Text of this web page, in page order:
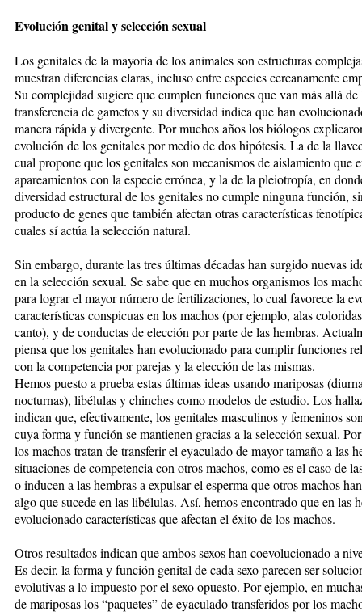
Evolución genital y selección sexual
Los genitales de la mayoría de los animales son estructuras
muestran diferencias claras, incluso entre especies cercanamente
Su complejidad sugiere que cumplen funciones que van más allá
transferencia de gametos y su diversidad indica que han
manera rápida y divergente. Por muchos años los biólogos
evolución de los genitales por medio de dos hipótesis. La de la
cual propone que los genitales son mecanismos de aislamiento que
apareamientos con la especie errónea, y la de la pleiotropía, en
diversidad estructural de los genitales no cumple ninguna función,
producto de genes que también afectan otras características
cuales sí actúa la selección natural.
Sin embargo, durante las tres últimas décadas han surgido nuevas
en la selección sexual. Se sabe que en muchos organismos los
para lograr el mayor número de fertilizaciones, lo cual favorece la
características conspicuas en los machos (por ejemplo, alas
canto), y de conductas de elección por parte de las hembras.
piensa que los genitales han evolucionado para cumplir funciones
con la competencia por parejas y la elección de las mismas.
Hemos puesto a prueba estas últimas ideas usando mariposas
nocturnas), libélulas y chinches como modelos de estudio. Los
indican que, efectivamente, los genitales masculinos y femeninos
cuya forma y función se mantienen gracias a la selección sexual.
los machos tratan de transferir el eyaculado de mayor tamaño a las
situaciones de competencia con otros machos, como es el caso de
o inducen a las hembras a expulsar el esperma que otros machos
algo que sucede en las libélulas. Así, hemos encontrado que en las
evolucionado características que afectan el éxito de los machos.
Otros resultados indican que ambos sexos han coevolucionado a
Es decir, la forma y función genital de cada sexo parecen ser
evolutivas a lo impuesto por el sexo opuesto. Por ejemplo, en
de mariposas los “paquetes” de eyaculado transferidos por los